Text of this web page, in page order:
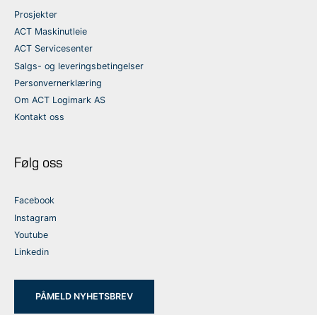
Prosjekter
ACT Maskinutleie
ACT Servicesenter
Salgs- og leveringsbetingelser
Personvernerklæring
Om ACT Logimark AS
Kontakt oss
Følg oss
Facebook
Instagram
Youtube
Linkedin
PÅMELD NYHETSBREV